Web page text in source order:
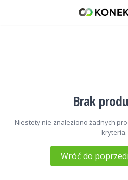
Brak
Niestety nie znaleziono żadnych
kryteria.
Wróć do